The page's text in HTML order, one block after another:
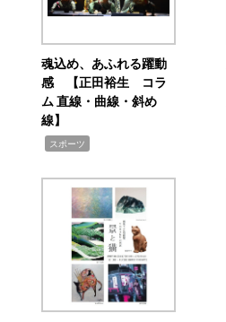
魂込め、あふれる躍動
感 【正田裕生 コラ
ム 直線・曲線・斜め
線】
スポーツ